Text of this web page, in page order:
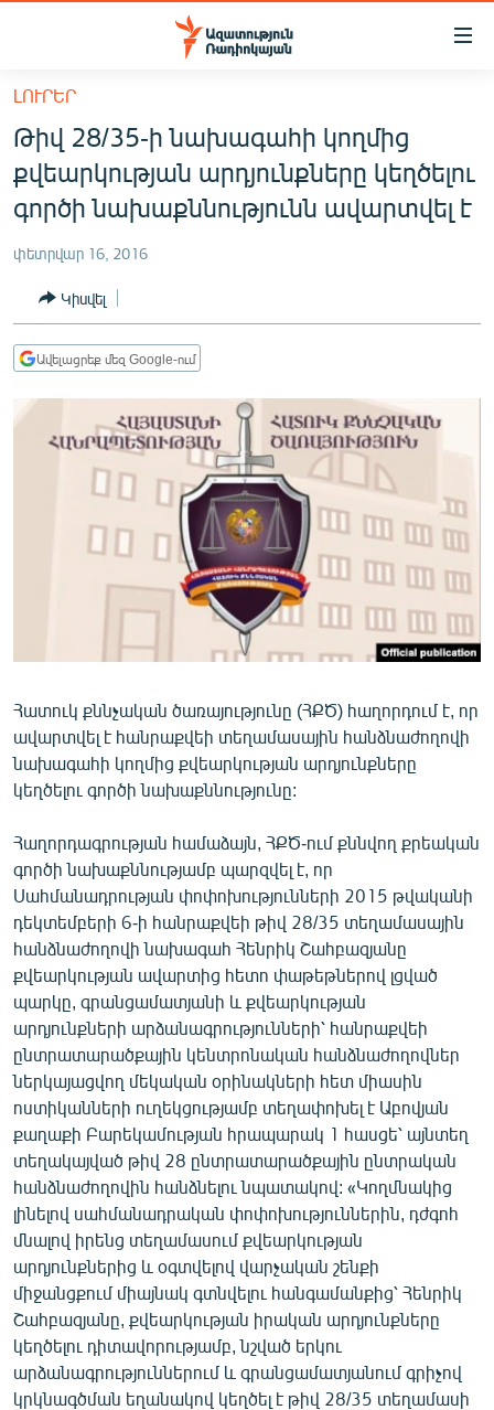
Մատչելիության
հիմնական
բովանդակությանը
Անցնել
հիմնական
մենյուին
ՀԱՅԱՍՏԱՆ
ՔԱՂԱՔԱԿԱՆ
ՀԱՍԱՐԱԿՈՒԹՅՈՒՆ
ՏՆՏԵՍՈՒԹՅՈՒՆ
ՂԱՐԱԲԱՂ
ՊԱՏԵՐԱԶՄԻ 6 ՇԱԲԱԹՆԵՐԸ
ՏԱՐԱԾԱՇՐՋԱՆ
ՄՇԱԿՈՒՅԹ
ԿՈՐՈՆԱՎԻՐՈՒՍ
ԱՐԽԻՎ
ՏԵՍԱՆՅՈՒԹԵՐ
ՁԳՏԵԼՈՎ ԼԱՎԱԳՈՒՅՆԻՆ
ՓՈԴՔԱՍԹ
Հայերեն
English
Русский
ՀԵՏԵՎԵՔ ՄԵԶ
«Ազատության» բոլոր կայքերը
ԼՈՒՐԵՐ
Թիվ 28/35-ի նախագահի կողմից
քվեարկության արդյունքները կեղծելու
գործի նախաքննությունն ավարտվել է
փետրվար 16, 2016
Կիսվել
Ավելացրեք մեզ Google-ում
Հատուկ քննչական ծառայությունը (ՀՔԾ) հաղորդում է, որ
ավարտվել է հանրաքվեի տեղամասային հանձնաժողովի
նախագահի կողմից քվեարկության արդյունքները
կեղծելու գործի նախաքննությունը:
Հաղորդագրության համաձայն, ՀՔԾ-ում քննվող քրեական
գործի նախաքննությամբ պարզվել է, որ
Սահմանադրության փոփոխությունների 2015 թվականի
դեկտեմբերի 6-ի հանրաքվեի թիվ 28/35 տեղամասային
հանձնաժողովի նախագահ Հենրիկ Շահբազյանը
քվեարկության ավարտից հետո փաթեթներով լցված
պարկը, գրանցամատյանի և քվեարկության
արդյունքների արձանագրությունների՝ հանրաքվեի
ընտրատարածքային կենտրոնական հանձնաժողովներ
ներկայացվող մեկական օրինակների հետ միասին
ոստիկանների ուղեկցությամբ տեղափոխել է Աբովյան
քաղաքի Բարեկամության հրապարակ 1 հասցե՝ այնտեղ
տեղակայված թիվ 28 ընտրատարածքային ընտրական
հանձնաժողովին հանձնելու նպատակով: «Կողմնակից
լինելով սահմանադրական փոփոխություններին, դժգոհ
մնալով իրենց տեղամասում քվեարկության
արդյունքներից և օգտվելով վարչական շենքի
միջանցքում միայնակ գտնվելու հանգամանքից՝ Հենրիկ
Շահբազյանը, քվեարկության իրական արդյունքները
կեղծելու դիտավորությամբ, նշված երկու
արձանագրություններում և գրանցամատյանում գրիչով
կրկնագծման եղանակով կեղծել է թիվ 28/35 տեղամասի